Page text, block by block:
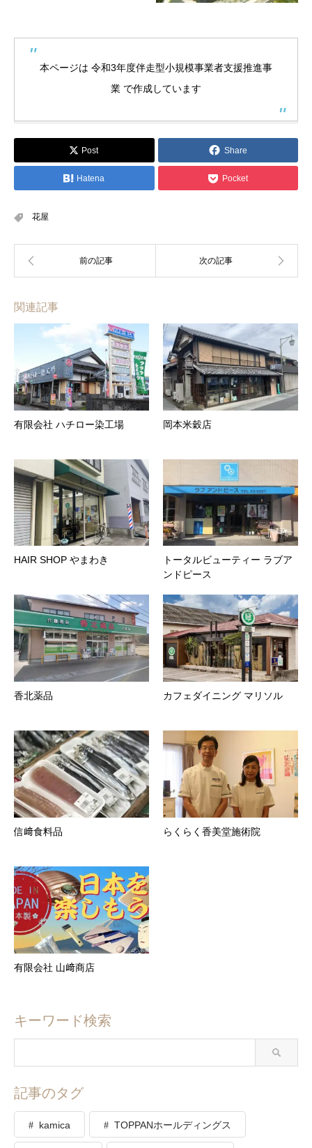
本ページは 令和3年度伴走型小規模事業者支援推進事
業 で作成しています
Post Share
Hatena Pocket
花屋
関連記事
有限会社 ハチロー染工場 岡本米穀店
HAIR SHOP やまわき
トータルビューティー ラブア
ンドピース
香北薬品 カフェダイニング マリソル
信﨑食料品 らくらく香美堂施術院
有限会社 山﨑商店
キーワード検索
記事のタグ
kamica TOPPANホールディングス